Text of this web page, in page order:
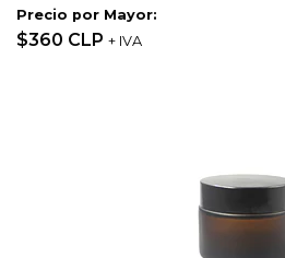
Precio por Mayor:
$360 CLP + IVA